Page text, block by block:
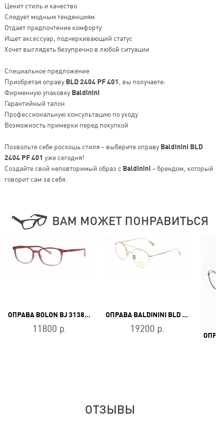
Ценит стиль и качество
Следует модным тенденциям
Отдает предпочтение комфорту
Ищет аксессуар, подчеркивающий статус
Хочет выглядеть безупречно в любой ситуации
Специальное предложение
Приобретая оправу BLD 2404 PF 401 , вы получаете:
Фирменную упаковку Baldinini
Гарантийный талон
Профессиональную консультацию по уходу
Возможность примерки перед покупкой
Позвольте себе роскошь стиля – выберите оправу Baldinini BLD
2404 PF 401 уже сегодня!
Создайте свой неповторимый образ с Baldinini – брендом, который
говорит сам за себя.
ВАМ МОЖЕТ ПОНРАВИТЬСЯ
ОПРАВА BOLON BJ 3138 B39
11800 р.
ОПРАВА BALDININI BLD 1998 103 GOLD
19200 р.
ОТЗЫВЫ